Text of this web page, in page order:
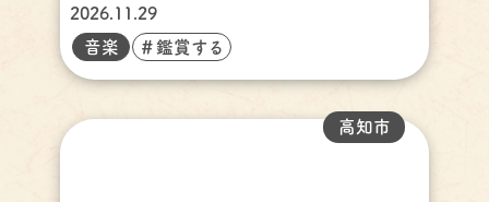
2026.11.29
音楽
＃鑑賞する
高知市